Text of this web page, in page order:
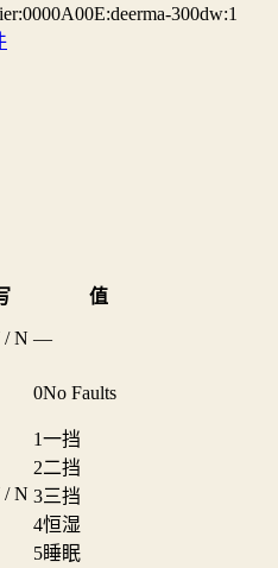
300dw:1
值
/ N —
0No Faults
/ N
1一挡
2二挡
3三挡
4恒湿
5睡眠